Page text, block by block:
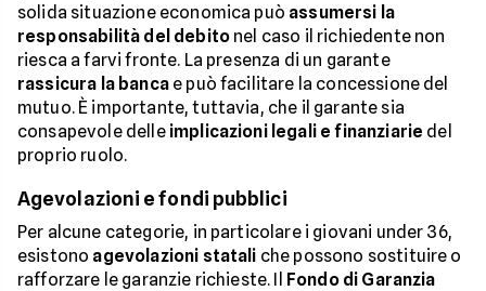
solida situazione economica può assumersi la
responsabilità del debito nel caso il richiedente non
riesca a farvi fronte. La presenza di un garante
rassicura la bancae può facilitare la concessione del
mutuo. È importante, tuttavia, che il garante sia
consapevole delle implicazioni legali e finanziarie del
proprio ruolo.
Agevolazioni e fondi pubblici
Per alcune categorie, in particolare i giovani under 36,
esistono agevolazioni statali che possono sostituire o
rafforzare le garanzie richieste. Il Fondo di Garanzia